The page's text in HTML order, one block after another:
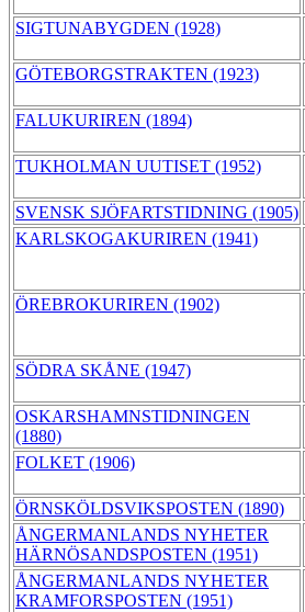
SIGTUNABYGDEN (1928)
GÖTEBORGSTRAKTEN (1923)
FALUKURIREN (1894)
TUKHOLMAN UUTISET (1952)
SVENSK SJÖFARTSTIDNING (1905)
KARLSKOGAKURIREN (1941)
ÖREBROKURIREN (1902)
SÖDRA SKÅNE (1947)
OSKARSHAMNSTIDNINGEN
(1880)
FOLKET (1906)
ÖRNSKÖLDSVIKSPOSTEN (1890)
ÅNGERMANLANDS NYHETER
HÄRNÖSANDSPOSTEN (1951)
ÅNGERMANLANDS NYHETER
KRAMFORSPOSTEN (1951)